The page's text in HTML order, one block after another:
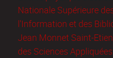
Nationale Supérieure
l'Information et des
Jean Monnet Saint-
des Sciences